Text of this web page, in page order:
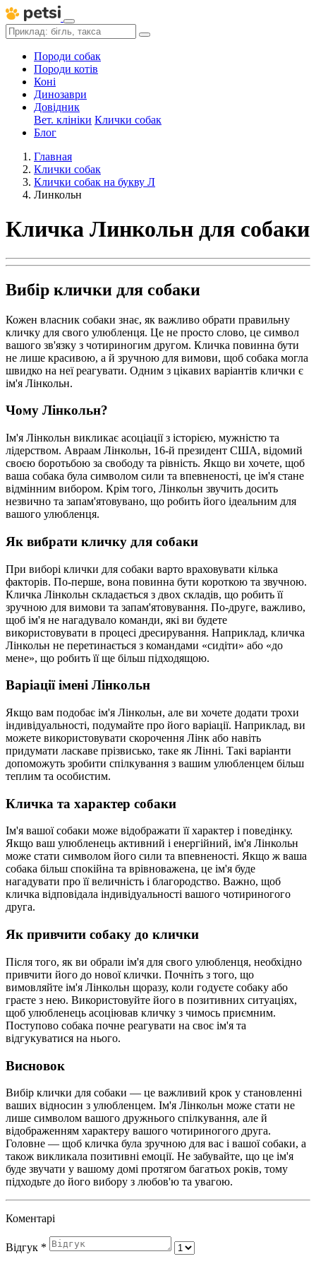
Породи собак
Породи котів
Коні
Динозаври
Довідник
Вет. клініки Клички собак
Блог
Главная
Клички собак
Клички собак на букву Л
Линкольн
Кличка Линкольн для собаки
Вибір клички для собаки
Кожен власник собаки знає, як важливо обрати правильну
кличку для свого улюбленця. Це не просто слово, це символ
вашого зв'язку з чотириногим другом. Кличка повинна бути
не лише красивою, а й зручною для вимови, щоб собака могла
швидко на неї реагувати. Одним з цікавих варіантів клички є
ім'я Лінкольн.
Чому Лінкольн?
Ім'я Лінкольн викликає асоціації з історією, мужністю та
лідерством. Авраам Лінкольн, 16-й президент США, відомий
своєю боротьбою за свободу та рівність. Якщо ви хочете, щоб
ваша собака була символом сили та впевненості, це ім'я стане
відмінним вибором. Крім того, Лінкольн звучить досить
незвично та запам'ятовувано, що робить його ідеальним для
вашого улюбленця.
Як вибрати кличку для собаки
При виборі клички для собаки варто враховувати кілька
факторів. По-перше, вона повинна бути короткою та звучною.
Кличка Лінкольн складається з двох складів, що робить її
зручною для вимови та запам'ятовування. По-друге, важливо,
щоб ім'я не нагадувало команди, які ви будете
використовувати в процесі дресирування. Наприклад, кличка
Лінкольн не перетинається з командами «сидіти» або «до
мене», що робить її ще більш підходящою.
Варіації імені Лінкольн
Якщо вам подобає ім'я Лінкольн, але ви хочете додати трохи
індивідуальності, подумайте про його варіації. Наприклад, ви
можете використовувати скорочення Лінк або навіть
придумати ласкаве прізвисько, таке як Лінні. Такі варіанти
допоможуть зробити спілкування з вашим улюбленцем більш
теплим та особистим.
Кличка та характер собаки
Ім'я вашої собаки може відображати її характер і поведінку.
Якщо ваш улюбленець активний і енергійний, ім'я Лінкольн
може стати символом його сили та впевненості. Якщо ж ваша
собака більш спокійна та врівноважена, це ім'я буде
нагадувати про її величність і благородство. Важно, щоб
кличка відповідала індивідуальності вашого чотириногого
друга.
Як привчити собаку до клички
Після того, як ви обрали ім'я для свого улюбленця, необхідно
привчити його до нової клички. Почніть з того, що
вимовляйте ім'я Лінкольн щоразу, коли годуєте собаку або
граєте з нею. Використовуйте його в позитивних ситуаціях,
щоб улюбленець асоціював кличку з чимось приємним.
Поступово собака почне реагувати на своє ім'я та
відгукуватися на нього.
Висновок
Вибір клички для собаки — це важливий крок у становленні
ваших відносин з улюбленцем. Ім'я Лінкольн може стати не
лише символом вашого дружнього спілкування, але й
відображенням характеру вашого чотириногого друга.
Головне — щоб кличка була зручною для вас і вашої собаки, а
також викликала позитивні емоції. Не забувайте, що це ім'я
буде звучати у вашому домі протягом багатьох років, тому
підходьте до його вибору з любов'ю та увагою.
Коментарі
Відгук *